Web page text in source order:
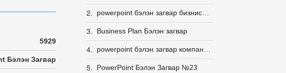
5929
Бэлэн Загвар
2.
3. Business Plan Бэлэн загвар
4.
5. PowerPoint Бэлэн Загвар №23